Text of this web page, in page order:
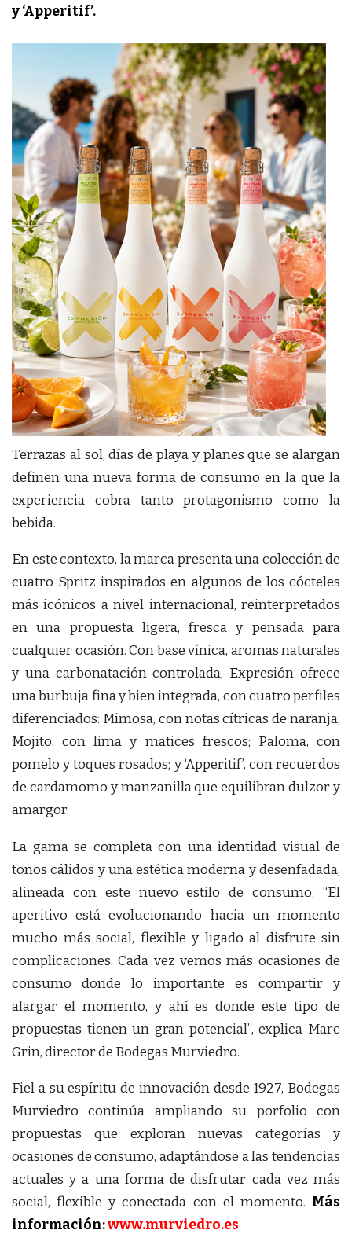
y ‘Apperitif’.
Terrazas al sol, días de playa y planes que se alargan
definen una nueva forma de consumo en la que la
experiencia cobra tanto protagonismo como la
bebida.
En este contexto, la marca presenta una colección de
cuatro Spritz inspirados en algunos de los cócteles
más icónicos a nivel internacional, reinterpretados
en una propuesta ligera, fresca y pensada para
cualquier ocasión. Con base vínica, aromas naturales
y una carbonatación controlada, Expresión ofrece
una burbuja fina y bien integrada, con cuatro perfiles
diferenciados: Mimosa, con notas cítricas de naranja;
Mojito, con lima y matices frescos; Paloma, con
pomelo y toques rosados; y ‘Apperitif’, con recuerdos
de cardamomo y manzanilla que equilibran dulzor y
amargor.
La gama se completa con una identidad visual de
tonos cálidos y una estética moderna y desenfadada,
alineada con este nuevo estilo de consumo. “El
aperitivo está evolucionando hacia un momento
mucho más social, flexible y ligado al disfrute sin
complicaciones. Cada vez vemos más ocasiones de
consumo donde lo importante es compartir y
alargar el momento, y ahí es donde este tipo de
propuestas tienen un gran potencial”, explica Marc
Grin, director de Bodegas Murviedro.
Fiel a su espíritu de innovación desde 1927, Bodegas
Murviedro continúa ampliando su porfolio con
propuestas que exploran nuevas categorías y
ocasiones de consumo, adaptándose a las tendencias
actuales y a una forma de disfrutar cada vez más
social, flexible y conectada con el momento. Más
información:www.murviedro.es